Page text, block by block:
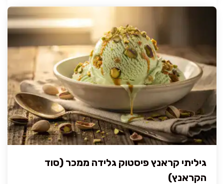
גיליתי קראנץ פיסטוק גלידה ממכר (סוד
הקראנץ)